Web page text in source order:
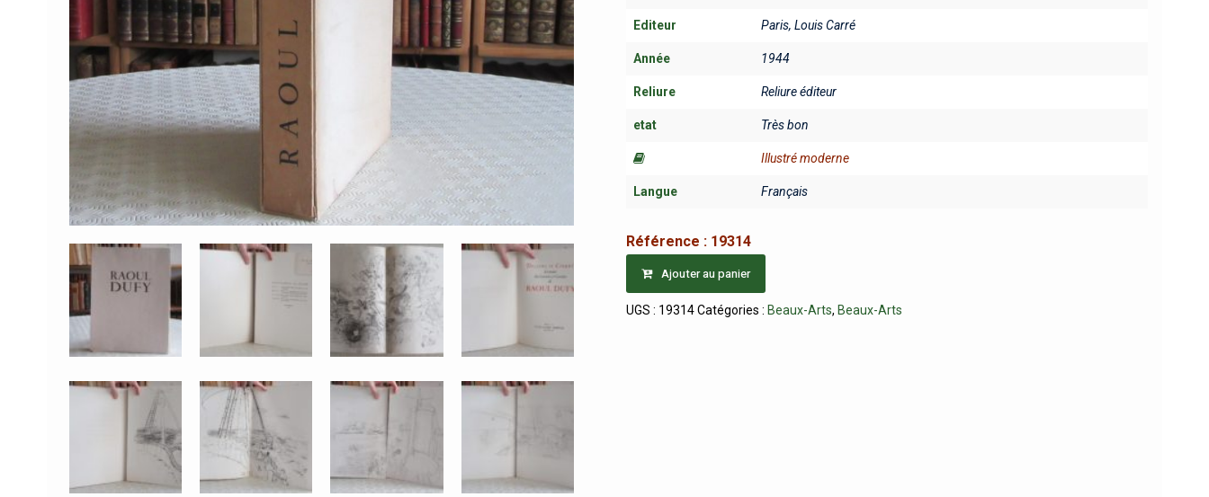
Editeur Paris, Louis Carré
Année 1944
Reliure Reliure éditeur
etat Très bon
Illustré moderne
Langue Français
Référence : 19314
Ajouter au panier
UGS : 19314 Catégories : Beaux-Arts, Beaux-Arts